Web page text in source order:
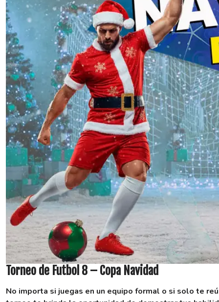
Torneo de Futbol 8 – Copa Navidad
No importa si juegas en un equipo formal o si solo te